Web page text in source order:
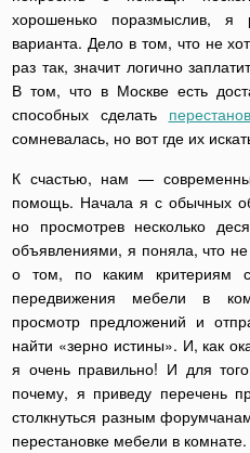
хорошенько поразмыслив, я
варианта. Дело в том, что не
раз так, значит логично
В том, что в Москве есть
способных сделать
сомневалась, но вот где их
К счастью, нам —
помощь. Начала я с обычных
но просмотрев несколько
объявлениями, я поняла, что
о том, по каким критериям
передвижения мебели в
просмотр предложений и
найти «зерно истины». И, как
я очень правильно! И для
почему, я приведу перечень
столкнуться разным
перестановке мебели в комнате.